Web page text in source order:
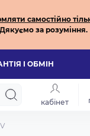
самостійно
Дякуємо за розуміння.
І ОБМІН
кабінет